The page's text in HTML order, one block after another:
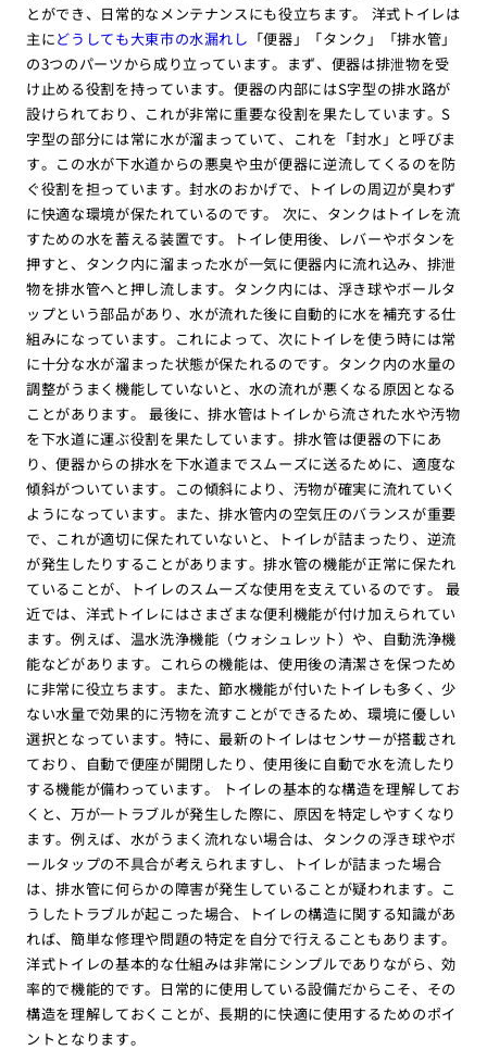
とができ、日常的なメンテナンスにも役立ちます。 洋式トイレは
主にどうしても大東市の水漏れし 「便器」「タンク」「排水管」
の3つのパーツから成り立っています。まず、便器は排泄物を受
け止める役割を持っています。便器の内部にはS字型の排水路が
設けられており、これが非常に重要な役割を果たしています。S
字型の部分には常に水が溜まっていて、これを「封水」と呼びま
す。この水が下水道からの悪臭や虫が便器に逆流してくるのを防
ぐ役割を担っています。封水のおかげで、トイレの周辺が臭わず
に快適な環境が保たれているのです。 次に、タンクはトイレを流
すための水を蓄える装置です。トイレ使用後、レバーやボタンを
押すと、タンク内に溜まった水が一気に便器内に流れ込み、排泄
物を排水管へと押し流します。タンク内には、浮き球やボールタ
ップという部品があり、水が流れた後に自動的に水を補充する仕
組みになっています。これによって、次にトイレを使う時には常
に十分な水が溜まった状態が保たれるのです。タンク内の水量の
調整がうまく機能していないと、水の流れが悪くなる原因となる
ことがあります。 最後に、排水管はトイレから流された水や汚物
を下水道に運ぶ役割を果たしています。排水管は便器の下にあ
り、便器からの排水を下水道までスムーズに送るために、適度な
傾斜がついています。この傾斜により、汚物が確実に流れていく
ようになっています。また、排水管内の空気圧のバランスが重要
で、これが適切に保たれていないと、トイレが詰まったり、逆流
が発生したりすることがあります。排水管の機能が正常に保たれ
ていることが、トイレのスムーズな使用を支えているのです。 最
近では、洋式トイレにはさまざまな便利機能が付け加えられてい
ます。例えば、温水洗浄機能（ウォシュレット）や、自動洗浄機
能などがあります。これらの機能は、使用後の清潔さを保つため
に非常に役立ちます。また、節水機能が付いたトイレも多く、少
ない水量で効果的に汚物を流すことができるため、環境に優しい
選択となっています。特に、最新のトイレはセンサーが搭載され
ており、自動で便座が開閉したり、使用後に自動で水を流したり
する機能が備わっています。 トイレの基本的な構造を理解してお
くと、万が一トラブルが発生した際に、原因を特定しやすくなり
ます。例えば、水がうまく流れない場合は、タンクの浮き球やボ
ールタップの不具合が考えられますし、トイレが詰まった場合
は、排水管に何らかの障害が発生していることが疑われます。こ
うしたトラブルが起こった場合、トイレの構造に関する知識があ
れば、簡単な修理や問題の特定を自分で行えることもあります。
洋式トイレの基本的な仕組みは非常にシンプルでありながら、効
率的で機能的です。日常的に使用している設備だからこそ、その
構造を理解しておくことが、長期的に快適に使用するためのポイ
ントとなります。